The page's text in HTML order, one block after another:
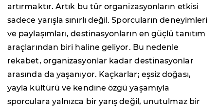
artırmaktır. Artık bu tür organizasyonların etkisi
sadece yarışla sınırlı değil. Sporcuların deneyimleri
ve paylaşımları, destinasyonların en güçlü tanıtım
araçlarından biri haline geliyor. Bu nedenle
rekabet, organizasyonlar kadar destinasyonlar
arasında da yaşanıyor. Kaçkarlar; eşsiz doğası,
yayla kültürü ve kendine özgü yaşamıyla
sporculara yalnızca bir yarış değil, unutulmaz bir